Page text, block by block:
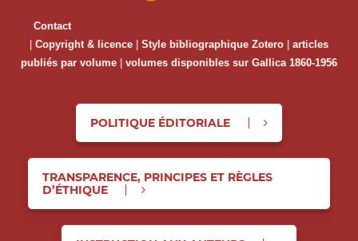
Contact
| Copyright & licence | Style bibliographique Zotero | articles
publiés par volume | volumes disponibles sur Gallica 1860-1956
POLITIQUE ÉDITORIALE
TRANSPARENCE, PRINCIPES ET RÈGLES
D’ÉTHIQUE